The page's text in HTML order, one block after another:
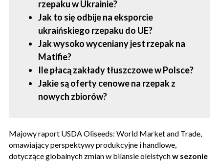
rzepaku w Ukrainie?
Jak to się odbije na eksporcie
ukraińskiego rzepaku do UE?
Jak wysoko wyceniany jest rzepak na
Matifie?
Ile płacą zakłady tłuszczowe w Polsce?
Jakie są oferty cenowe na rzepak z
nowych zbiorów?
Majowy raport USDA Oliseeds: World Market and Trade,
omawiający perspektywy produkcyjne i handlowe,
dotyczące globalnych zmian w bilansie oleistychw sezonie